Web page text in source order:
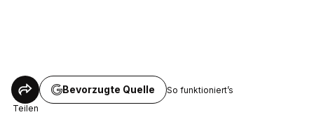
Teilen
Bevorzugte Quelle So funktioniert’s